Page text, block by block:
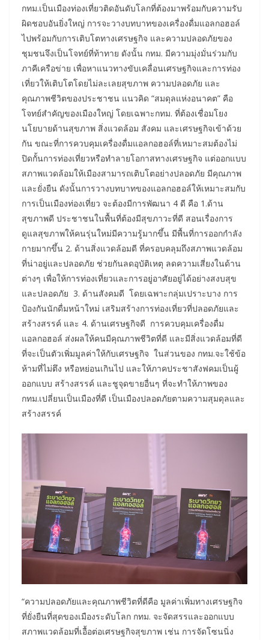
กทม.เป็นเมืองท่องเที่ยวติดอันดับโลกที่ต้องมาพร้อมกับความรับ
ผิดชอบอันยิ่งใหญ่ การจะวางบทบาทของเครื่องดื่มแอลกอฮอล์
ไปพร้อมกับการเติบโตทางเศรษฐกิจ และความปลอดภัยของ
ชุมชนจึงเป็นโจทย์ที่ท้าทาย ดังนั้น กทม. มีความมุ่งมั่นร่วมกับ
ภาคีเครือข่าย เพื่อหาแนวทางขับเคลื่อนเศรษฐกิจและการท่อง
เที่ยวให้เติบโตโดยไม่ละเลยสุขภาพ ความปลอดภัย และ
คุณภาพชีวิตของประชาชน แนวคิด “สมดุลแห่งอนาคต” คือ
โจทย์สำคัญของเมืองใหญ่ โดยเฉพาะกทม. ที่ต้องเชื่อมโยง
นโยบายด้านสุขภาพ สิ่งแวดล้อม สังคม และเศรษฐกิจเข้าด้วย
กัน ขณะที่การควบคุมเครื่องดื่มแอลกอฮอล์ที่เหมาะสมต้องไม่
ปิดกั้นการท่องเที่ยวหรือทำลายโอกาสทางเศรษฐกิจ แต่ออกแบบ
สภาพแวดล้อมให้เมืองสามารถเติบโตอย่างปลอดภัย มีคุณภาพ
และยั่งยืน ดังนั้นการวางบทบาทของแอลกอฮอล์ให้เหมาะสมกับ
การเป็นเมืองท่องเที่ยว จะต้องมีการพัฒนา 4 ดี คือ 1.ด้าน
สุขภาพดี ประชาชนในพื้นที่ต้องมีสุขภาวะที่ดี สอนเรื่องการ
ดูแลสุขภาพให้คนรุ่นใหม่มีความรู้มากขึ้น มีพื้นที่การออกกำลัง
กายมากขึ้น 2. ด้านสิ่งแวดล้อมดี ที่ครอบคลุมถึงสภาพแวดล้อม
ที่น่าอยู่และปลอดภัย ช่วยกันลดอุบัติเหตุ ลดความเสี่ยงในด้าน
ต่างๆ เพื่อให้การท่องเที่ยวและการอยู่อาศัยอยู่ได้อย่างสงบสุข
และปลอดภัย 3. ด้านสังคมดี โดยเฉพาะกลุ่มเปราะบาง การ
ป้องกันนักดื่มหน้าใหม่ เสริมสร้างการท่องเที่ยวที่ปลอดภัยและ
สร้างสรรค์ และ 4. ด้านเศรษฐกิจดี การควบคุมเครื่องดื่ม
แอลกอฮอล์ ส่งผลให้คนมีคุณภาพชีวิตที่ดี และมีสิ่งแวดล้อมที่ดี
ที่จะเป็นตัวเพิ่มมูลค่าให้กับเศรษฐกิจ ในส่วนของ กทม.จะใช้ข้อ
ห้ามที่ไม่ตึง หรือหย่อนเกินไป และให้ภาคประชาสังฟคมเป็นผู้
ออกแบบ สร้างสรรค์ และชูจุดขายอื่นๆ ที่จะทำให้ภาพของ
กทม.เปลี่ยนเป็นเมืองที่ดี เป็นเมืองปลอดภัยตามความสุมดุลและ
สร้างสรรค์
“ความปลอดภัยและคุณภาพชีวิตที่ดีคือ มูลค่าเพิ่มทางเศรษฐกิจ
ที่ยั่งยืนที่สุดของเมืองระดับโลก กทม. จะจัดสรรและออกแบบ
สภาพแวดล้อมที่เอื้อต่อเศรษฐกิจสุขภาพ เช่น การจัดโซนนิ่ง